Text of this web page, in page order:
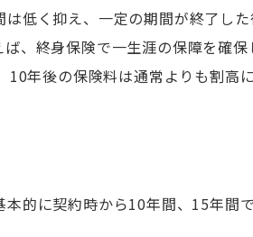
は低く抑え、一定の期間が終了し
、終身保険で一生涯の保障を確保
年後の保険料は通常よりも割高に
的に契約時から10年間、15年間